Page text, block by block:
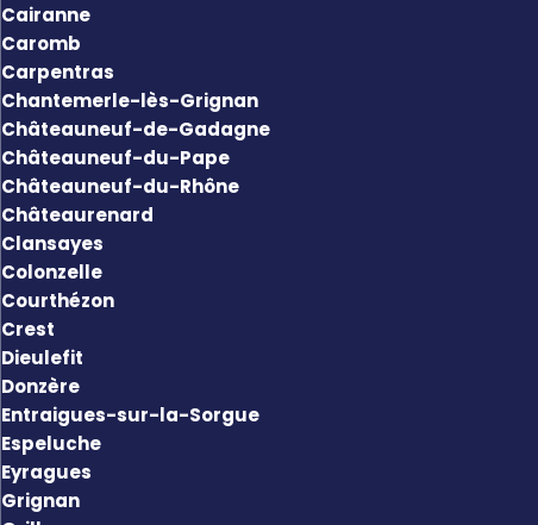
Cairanne
Caromb
Carpentras
Chantemerle-lès-Grignan
Châteauneuf-de-Gadagne
Châteauneuf-du-Pape
Châteauneuf-du-Rhône
Châteaurenard
Clansayes
Colonzelle
Courthézon
Crest
Dieulefit
Donzère
Entraigues-sur-la-Sorgue
Espeluche
Eyragues
Grignan